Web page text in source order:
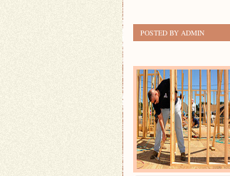
POSTED BY ADMIN